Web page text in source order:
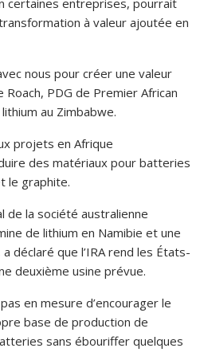
certaines entreprises, pourrait
à valeur ajoutée en
nous pour créer une valeur
PDG de Premier African
au Zimbabwe.
projets en Afrique
des matériaux pour batteries
le graphite.
de la société australienne
de lithium en Namibie et une
déclaré que l’IRA rend les États-
deuxième usine prévue.
en mesure d’encourager le
base de production de
sans ébouriffer quelques